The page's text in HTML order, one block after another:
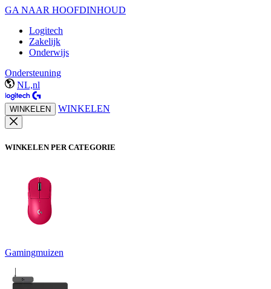
GA NAAR HOOFDINHOUD
Logitech
Zakelijk
Onderwijs
Ondersteuning
NL,nl
WINKELEN WINKELEN
WINKELEN PER CATEGORIE
Gamingmuizen